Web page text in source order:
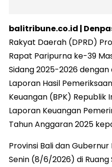
balitribune.co.id |
Rakyat Daerah (DPRD)
Rapat Paripurna ke-39
Sidang 2025-2026
Laporan Hasil
Keuangan (BPK) Republik
Laporan Keuangan
Tahun Anggaran 2025
Provinsi Bali dan
Senin (8/6/2026) di Ruang